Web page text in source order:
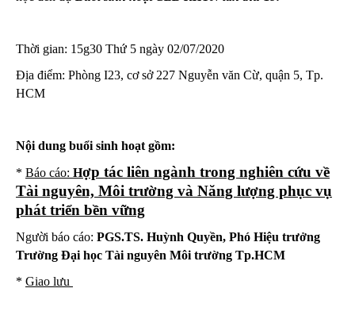
Thời gian: 15g30 Thứ 5 ngày 02/07/2020
Địa điểm: Phòng I23, cơ sở 227 Nguyễn văn Cừ, quận 5, Tp.
HCM
Nội dung buổi sinh hoạt gồm:
* Báo cáo: Hợp tác liên ngành trong nghiên cứu về
Tài nguyên, Môi trường và Năng lượng phục vụ
phát triển bền vững
Người báo cáo: PGS.TS. Huỳnh Quyền, Phó Hiệu trưởng
Trường Đại học Tài nguyên Môi trường Tp.HCM
* Giao lưu